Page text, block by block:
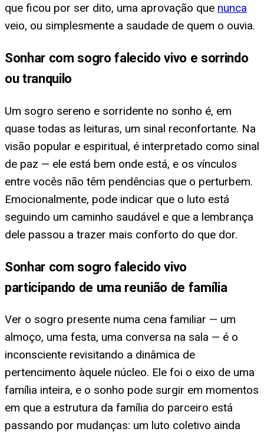
que ficou por ser dito, uma aprovação que nunca
veio, ou simplesmente a saudade de quem o ouvia.
Sonhar com sogro falecido vivo e sorrindo
ou tranquilo
Um sogro sereno e sorridente no sonho é, em
quase todas as leituras, um sinal reconfortante. Na
visão popular e espiritual, é interpretado como sinal
de paz — ele está bem onde está, e os vínculos
entre vocês não têm pendências que o perturbem.
Emocionalmente, pode indicar que o luto está
seguindo um caminho saudável e que a lembrança
dele passou a trazer mais conforto do que dor.
Sonhar com sogro falecido vivo
participando de uma reunião de família
Ver o sogro presente numa cena familiar — um
almoço, uma festa, uma conversa na sala — é o
inconsciente revisitando a dinâmica de
pertencimento àquele núcleo. Ele foi o eixo de uma
família inteira, e o sonho pode surgir em momentos
em que a estrutura da família do parceiro está
passando por mudanças: um luto coletivo ainda